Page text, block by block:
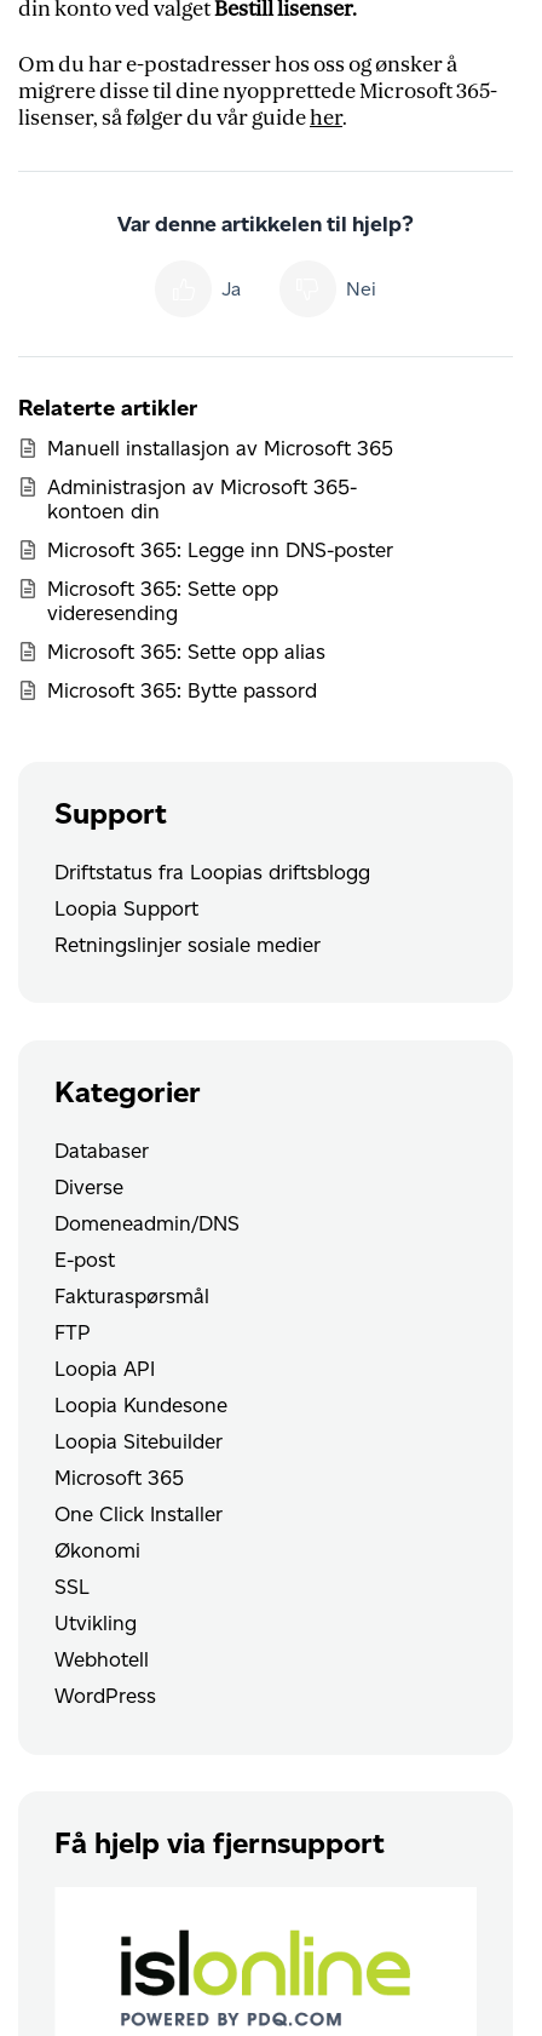
din konto ved valgetBestill lisenser.
Om du har e-postadresser hos oss og ønsker å
migrere disse til dine nyopprettede Microsoft 365-
lisenser, så følger du vår guideher.
Var denne artikkelen til hjelp?
Ja Nei
Relaterte artikler
Manuell installasjon av Microsoft 365
Administrasjon av Microsoft 365-
kontoen din
Microsoft 365: Legge inn DNS-poster
Microsoft 365: Sette opp
videresending
Microsoft 365: Sette opp alias
Microsoft 365: Bytte passord
Support
Driftstatus fra Loopias driftsblogg
Loopia Support
Retningslinjer sosiale medier
Kategorier
Databaser
Diverse
Domeneadmin/DNS
E-post
Fakturaspørsmål
FTP
Loopia API
Loopia Kundesone
Loopia Sitebuilder
Microsoft 365
One Click Installer
Økonomi
SSL
Utvikling
Webhotell
WordPress
Få hjelp via fjernsupport